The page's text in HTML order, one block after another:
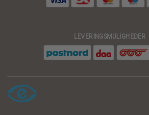
LEVERINGSMULIGHEDER